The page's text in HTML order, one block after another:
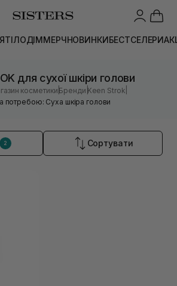
ТІЛОДІММЕРЧНОВИНКИБЕСТСЕЛЕРИ
для сухої шкіри голови
косметики|Бренди |Keen Strok
потребою: Суха шкіра голови
2 Сортувати